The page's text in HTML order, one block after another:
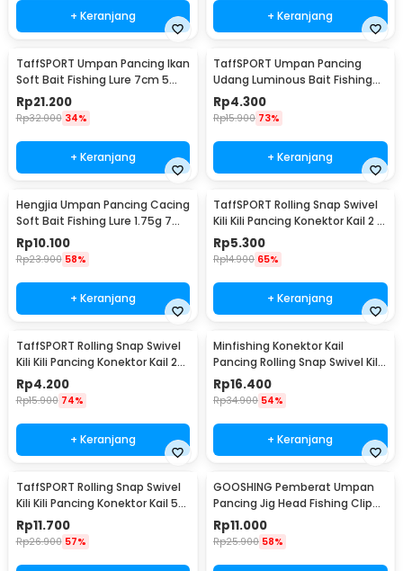
+ Keranjang + Keranjang
TaffSPORT Umpan Pancing Ikan
Soft Bait Fishing Lure 7cm 5
PCS - TY-BA58
Rp21.200
Rp32.000 34%
+ Keranjang
TaffSPORT Umpan Pancing
Udang Luminous Bait Fishing
Lure 8cm
Rp4.300
Rp15.900 73%
+ Keranjang
Hengjia Umpan Pancing Cacing
Soft Bait Fishing Lure 1.75g 7
PCS
Rp10.100
Rp23.900 58%
+ Keranjang
TaffSPORT Rolling Snap Swivel
Kili Kili Pancing Konektor Kail 2 8
PCS - S20
Rp5.300
Rp14.900 65%
+ Keranjang
TaffSPORT Rolling Snap Swivel
Kili Kili Pancing Konektor Kail 2
10 PCS - S20
Rp4.200
Rp15.900 74%
+ Keranjang
Minfishing Konektor Kail
Pancing Rolling Snap Swivel Kili
100 PCS 6# - YH12
Rp16.400
Rp34.900 54%
+ Keranjang
TaffSPORT Rolling Snap Swivel
Kili Kili Pancing Konektor Kail 50
PCS Size 12 - MRH10
Rp11.700
Rp26.900 57%
GOOSHING Pemberat Umpan
Pancing Jig Head Fishing Clip
0.2-2g 106 PCS
Rp11.000
Rp25.900 58%